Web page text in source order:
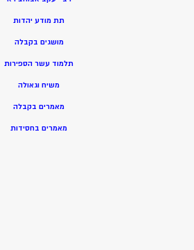
תת מודע יהדות
מושגים בקבלה
תלמוד עשר הספירות
משיח וגאולה
מאמרים בקבלה
מאמרים בחסידות